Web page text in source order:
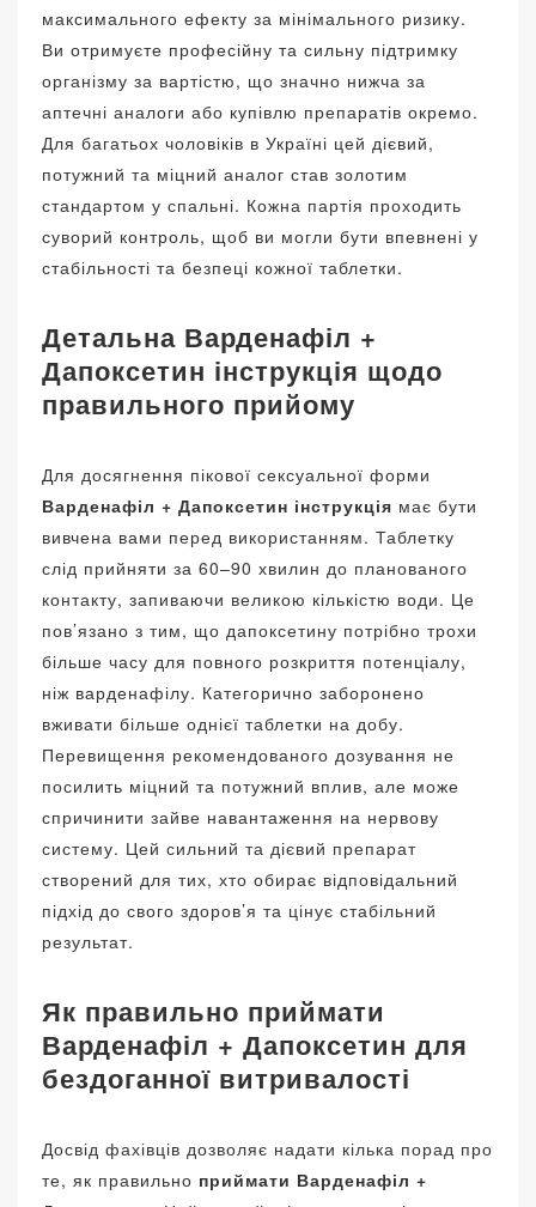
максимального ефекту за мінімального ризику.
Ви отримуєте професійну та сильну підтримку
організму за вартістю, що значно нижча за
аптечні аналоги або купівлю препаратів окремо.
Для багатьох чоловіків в Україні цей дієвий,
потужний та міцний аналог став золотим
стандартом у спальні. Кожна партія проходить
суворий контроль, щоб ви могли бути впевнені у
стабільності та безпеці кожної таблетки.
Детальна Варденафіл +
Дапоксетин інструкція щодо
правильного прийому
Для досягнення пікової сексуальної форми
Варденафіл + Дапоксетин інструкція має бути
вивчена вами перед використанням. Таблетку
слід прийняти за 60–90 хвилин до планованого
контакту, запиваючи великою кількістю води. Це
пов’язано з тим, що дапоксетину потрібно трохи
більше часу для повного розкриття потенціалу,
ніж варденафілу. Категорично заборонено
вживати більше однієї таблетки на добу.
Перевищення рекомендованого дозування не
посилить міцний та потужний вплив, але може
спричинити зайве навантаження на нервову
систему. Цей сильний та дієвий препарат
створений для тих, хто обирає відповідальний
підхід до свого здоров’я та цінує стабільний
результат.
Як правильно приймати
Варденафіл + Дапоксетин для
бездоганної витривалості
Досвід фахівців дозволяє надати кілька порад про
те, як правильно приймати Варденафіл +